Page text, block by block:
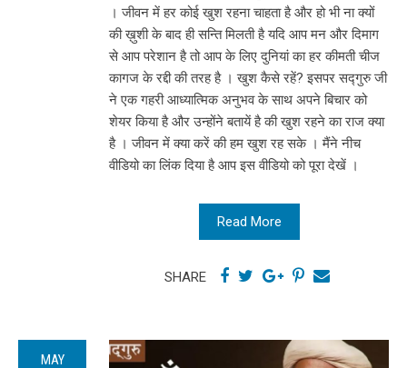
। जीवन में हर कोई खुश रहना चाहता है और हो भी ना क्यों
की ख़ुशी के बाद ही सन्ति मिलती है यदि आप मन और दिमाग
से आप परेशान है तो आप के लिए दुनियां का हर कीमती चीज
कागज के रद्दी की तरह है । खुश कैसे रहें? इसपर सद्गुरु जी
ने एक गहरी आध्यात्मिक अनुभव के साथ अपने बिचार को
शेयर किया है और उन्होंने बतायें है की खुश रहने का राज क्या
है । जीवन में क्या करें की हम खुश रह सके । मैंने नीच
वीडियो का लिंक दिया है आप इस वीडियो को पूरा देखें ।
Read More
SHARE
MAY